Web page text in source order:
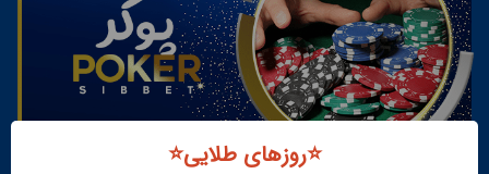
⭐️روزهای طلایی⭐️